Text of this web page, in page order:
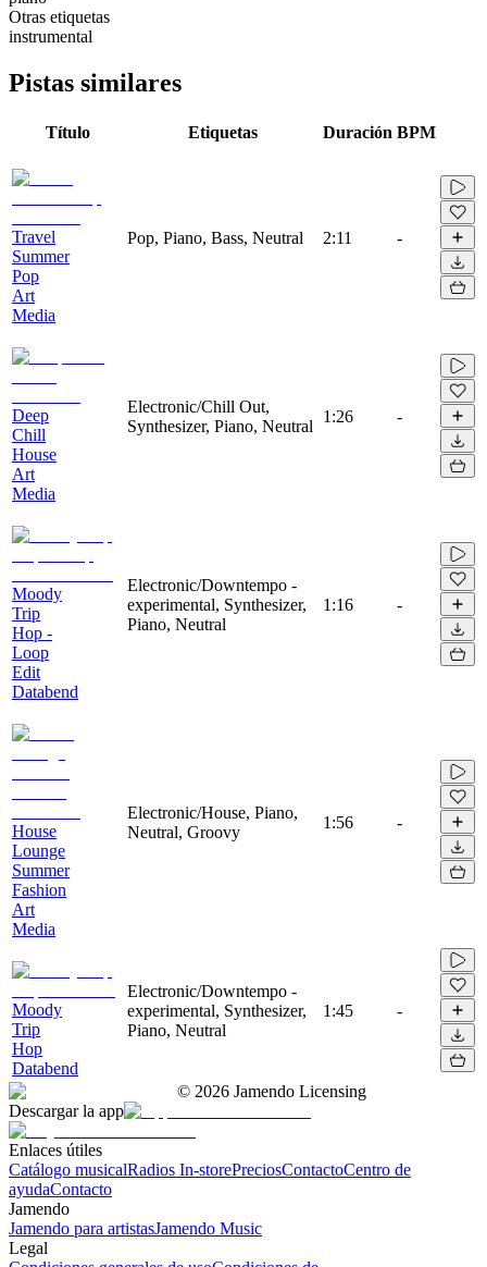
Otras etiquetas
instrumental
Pistas similares
Título Etiquetas Duración BPM
Travel
Summer
Pop
Art
Media
Pop, Piano, Bass, Neutral 2:11 -
Deep
Chill
House
Art
Media
Electronic/Chill Out,
Synthesizer, Piano, Neutral
1:26 -
Moody
Trip
Hop -
Loop
Edit
Databend
Electronic/Downtempo -
experimental, Synthesizer,
Piano, Neutral
1:16 -
House
Lounge
Summer
Fashion
Art
Media
Electronic/House, Piano,
Neutral, Groovy
1:56 -
Moody
Trip
Hop
Databend
Electronic/Downtempo -
experimental, Synthesizer,
Piano, Neutral
1:45 -
© 2026 Jamendo Licensing
Descargar la app
Enlaces útiles
Catálogo musicalRadios In-storePreciosContactoCentro de
ayudaContacto
Jamendo
Jamendo para artistasJamendo Music
Legal